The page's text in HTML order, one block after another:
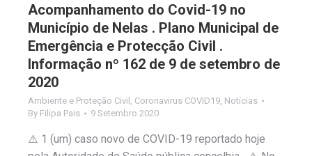
Acompanhamento do Covid-19 no
Município de Nelas . Plano Municipal de
Emergência e Protecção Civil .
Informação nº 162 de 9 de setembro de
2020
Ambiente e Proteção Civil Coronavirus COVID19 Notícias
By Filipa Pais 9 Setembro 2020
⚠️ 1 (um) caso novo de COVID-19 reportado hoje